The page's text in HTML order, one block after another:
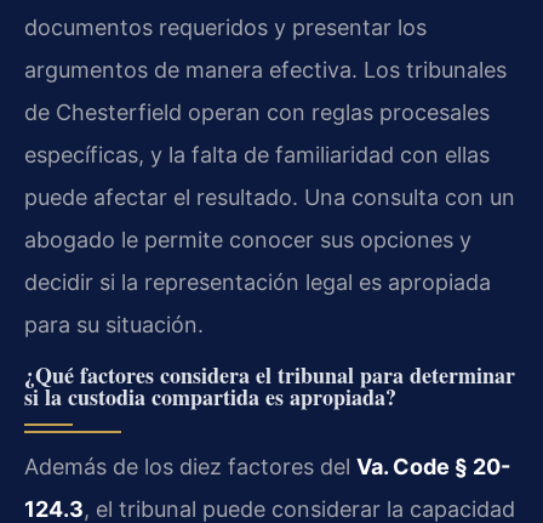
documentos requeridos y presentar los
argumentos de manera efectiva. Los tribunales
de Chesterfield operan con reglas procesales
específicas, y la falta de familiaridad con ellas
puede afectar el resultado. Una consulta con un
abogado le permite conocer sus opciones y
decidir si la representación legal es apropiada
para su situación.
¿Qué factores considera el tribunal para determinar
si la custodia compartida es apropiada?
Además de los diez factores del Va. Code § 20-
124.3, el tribunal puede considerar la capacidad